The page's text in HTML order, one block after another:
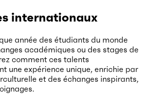
internationaux
année des étudiants du monde
académiques ou des stages de
comment ces talents
une expérience unique, enrichie par
et des échanges inspirants,